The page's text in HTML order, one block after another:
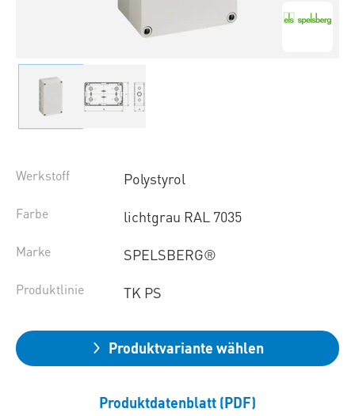
Werkstoff Polystyrol
Farbe lichtgrau RAL 7035
Marke SPELSBERG®
Produktlinie TK PS
Produktvariante wählen
Produktdatenblatt (PDF)